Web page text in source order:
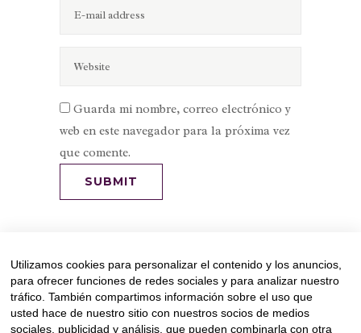
Guarda mi nombre, correo electrónico y
web en este navegador para la próxima vez
que comente.
Utilizamos cookies para personalizar el contenido y los anuncios,
para ofrecer funciones de redes sociales y para analizar nuestro
tráfico. También compartimos información sobre el uso que
usted hace de nuestro sitio con nuestros socios de medios
sociales, publicidad y análisis, que pueden combinarla con otra